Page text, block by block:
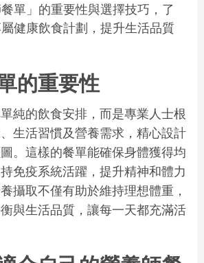
單」的重要性與選擇技巧，了
健康飲食計劃，提升生活品質
的重要性
純的飲食安排，而是專業人士根
生活習慣及營養需求，精心設計
。這樣的餐單能確保身體獲得均
免疫系統活躍，提升精神和體力
攝取不僅有助於維持理想體重，
與生活品質，讓每一天都充滿活